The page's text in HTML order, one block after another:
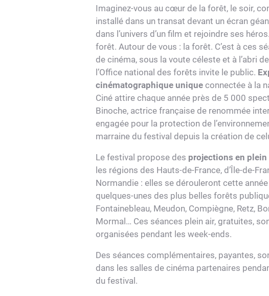
En voir plus
Imaginez-vous au cœur de la forêt, le soir,
installé dans un transat devant un écran
dans l’univers d’un film et rejoindre ses
forêt. Autour de vous : la forêt. C’est à ces
de cinéma, sous la voute céleste et à l’abri
l’Office national des forêts invite le public.
cinématographique unique connectée à la
Ciné attire chaque année près de 5 000
Binoche, actrice française de renommée
engagée pour la protection de
marraine du festival depuis la création de
Le festival propose des projections en
les régions des Hauts-de-France, d’Île-de-
Normandie : elles se dérouleront cette
quelques-unes des plus belles forêts
Fontainebleau, Meudon, Compiègne, Retz,
Mormal… Ces séances plein air, gratuites,
organisées pendant les week-ends.
Des séances complémentaires, payantes,
dans les salles de cinéma partenaires
du festival.